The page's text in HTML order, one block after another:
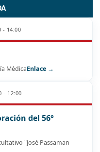
- 14:00
MédicaEnlace →
- 12:00
del 56°
"José Passaman